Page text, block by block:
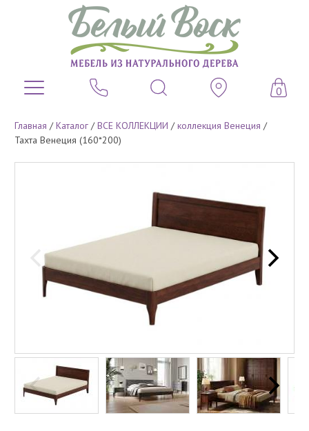
0
Главная /Каталог /ВСЕ КОЛЛЕКЦИИ /коллекция Венеция /
Тахта Венеция (160*200)